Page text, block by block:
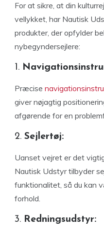
For at sikre, at din
vellykket, har Nautisk
produkter, der opfylder
nybegyndersejlere:
1.
Præcise
giver nøjagtig
afgørende for en
2. Sejlertøj:
Uanset vejret er det
Nautisk Udstyr tilbyder
funktionalitet, så du kan
forhold.
3. Redningsudstyr: